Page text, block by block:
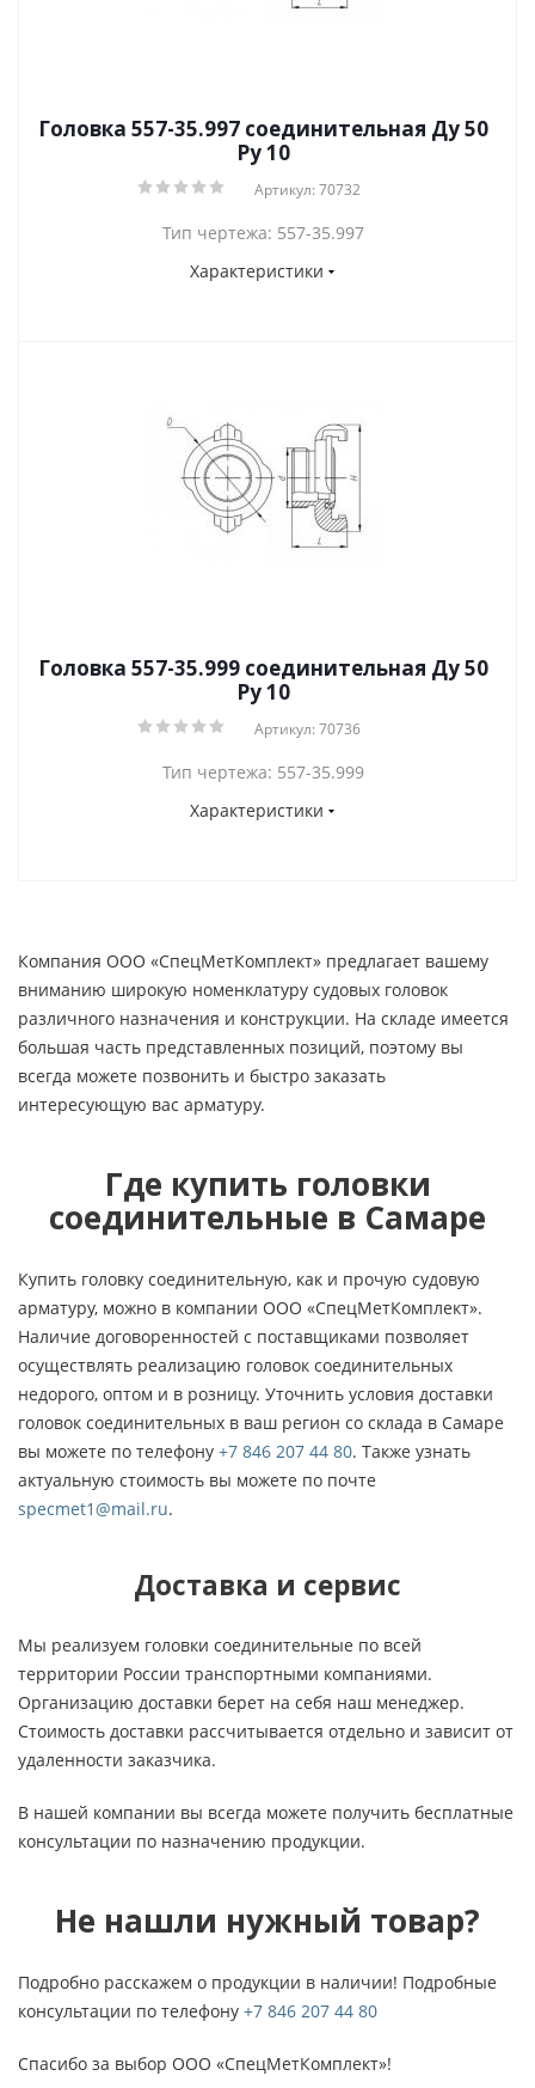
Головка 557-35.997 соединительная Ду 50
Py 10
Артикул: 70732
Тип чертежа: 557-35.997
Характеристики
Головка 557-35.999 соединительная Ду 50
Py 10
Артикул: 70736
Тип чертежа: 557-35.999
Характеристики
Компания ООО «СпецМетКомплект» предлагает вашему
вниманию широкую номенклатуру судовых головок
различного назначения и конструкции. На складе имеется
большая часть представленных позиций, поэтому вы
всегда можете позвонить и быстро заказать
интересующую вас арматуру.
Где купить головки
соединительные в Самаре
Купить головку соединительную, как и прочую судовую
арматуру, можно в компании ООО «СпецМетКомплект».
Наличие договоренностей с поставщиками позволяет
осуществлять реализацию головок соединительных
недорого, оптом и в розницу. Уточнить условия доставки
головок соединительных в ваш регион со склада в Самаре
вы можете по телефону +7 846 207 44 80. Также узнать
актуальную стоимость вы можете по почте
specmet1@mail.ru.
Доставка и сервис
Мы реализуем головки соединительные по всей
территории России транспортными компаниями.
Организацию доставки берет на себя наш менеджер.
Стоимость доставки рассчитывается отдельно и зависит от
удаленности заказчика.
В нашей компании вы всегда можете получить бесплатные
консультации по назначению продукции.
Не нашли нужный товар?
Подробно расскажем о продукции в наличии! Подробные
консультации по телефону +7 846 207 44 80
Спасибо за выбор ООО «СпецМетКомплект»!